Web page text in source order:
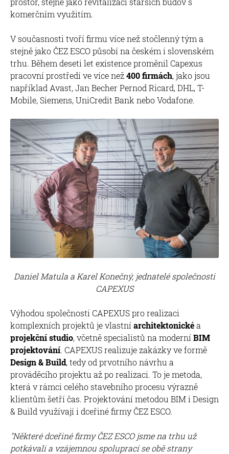
komerčním využitím.
V současnosti tvoří firmu více než stočlenný tým a
stejně jako ČEZ ESCO působí na českém i slovenském
trhu. Během deseti let existence proměnil Capexus
pracovní prostředí ve více než400 firmách, jako jsou
například Avast, Jan Becher Pernod Ricard, DHL, T-
Mobile, Siemens, UniCredit Bank nebo Vodafone.
Daniel Matula a Karel Konečný, jednatelé společnosti
CAPEXUS
Výhodou společnosti CAPEXUS pro realizaci
komplexních projektů je vlastní architektonickéa
projekční studio, včetně specialistů na moderní BIM
projektování. CAPEXUS realizuje zakázky ve formě
Design & Build, tedy od prvotního návrhu a
prováděcího projektu až po realizaci. To je metoda,
která v rámci celého stavebního procesu výrazně
klientům šetří čas. Projektování metodou BIM i Design
& Build využívají i dceřiné firmy ČEZ ESCO.
"Některé dceřiné firmy ČEZ ESCO jsme na trhu už
potkávali a vzájemnou spoluprací se obě strany